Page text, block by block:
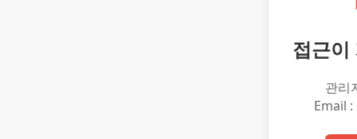
접근이
관리
Email